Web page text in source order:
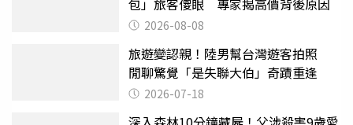
包」旅客傻眼 專家揭高價背後原因
2026-08-08
旅遊變認親！陸男幫台灣遊客拍照
閒聊驚覺「是失聯大伯」奇蹟重逢
2026-07-18